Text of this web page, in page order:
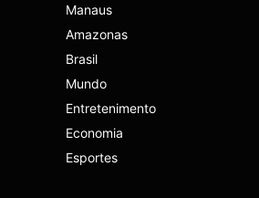
Manaus
Amazonas
Brasil
Mundo
Entretenimento
Economia
Esportes